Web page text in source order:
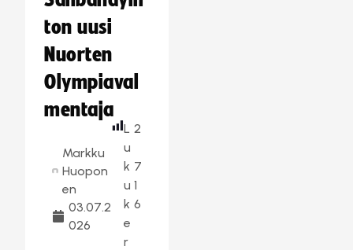
ton uusi
Nuorten
Olympiaval
mentaja
Markku
Huopon
en
03.07.2
026
L
u
k
u
k
e
r
2
7
1
6